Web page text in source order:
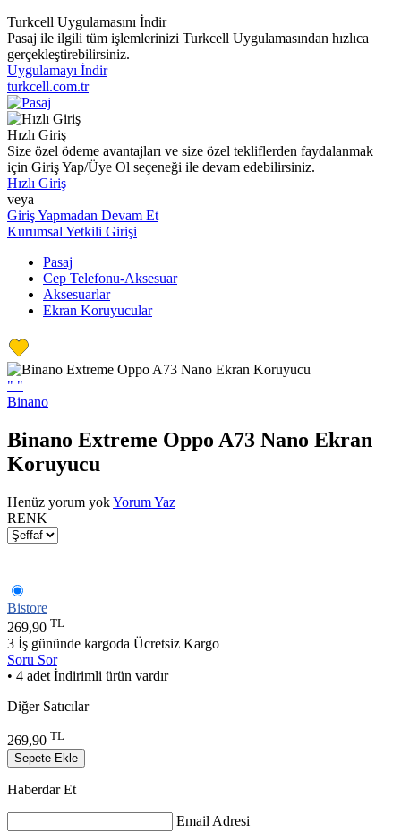
Turkcell Uygulamasını İndir
Pasaj ile ilgili tüm işlemlerinizi Turkcell Uygulamasından hızlıca
gerçekleştirebilirsiniz.
Uygulamayı İndir
turkcell.com.tr
Hızlı Giriş
Size özel ödeme avantajları ve size özel tekliflerden faydalanmak
için Giriş Yap/Üye Ol seçeneği ile devam edebilirsiniz.
Hızlı Giriş
veya
Giriş Yapmadan Devam Et
Kurumsal Yetkili Girişi
Pasaj
Cep Telefonu-Aksesuar
Aksesuarlar
Ekran Koruyucular
" "
Binano
Binano Extreme Oppo A73 Nano Ekran
Koruyucu
Henüz yorum yokYorum Yaz
RENK
Bistore
269,90 TL
3 İş gününde kargoda Ücretsiz Kargo
Soru Sor
• 4 adet İndirimli ürün vardır
Diğer Satıcılar
269,90 TL
Sepete Ekle
Haberdar Et
Email Adresi